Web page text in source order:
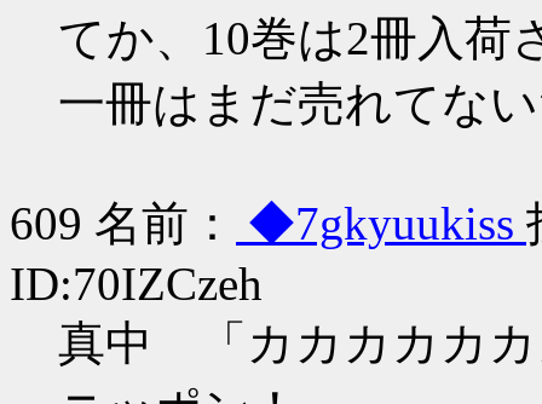
てか、10巻は2冊入荷
一冊はまだ売れてない
609 名前： ◆7gkyuukiss
ID:70IZCzeh
真中 「カカカカカ